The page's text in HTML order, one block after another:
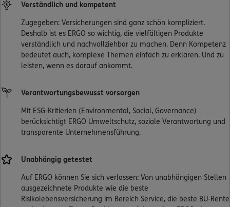
Verständlich und kompetent
Zugegeben: Versicherungen sind ganz schön kompliziert.
Deshalb ist es ERGO so wichtig, die vielfältigen Produkte
verständlich und nachvollziehbar zu machen. Denn Kompetenz
bedeutet auch, komplexe Themen einfach zu erklären. Und zu
leisten, wenn es darauf ankommt.
Verantwortungsbewusst vorsorgen
Mit ESG-Kritierien (Environmental, Social, Governance)
berücksichtigt ERGO Umweltschutz, soziale Verantwortung und
transparente Unternehmensführung.
Unabhängig getestet
Auf ERGO können Sie sich verlassen: Von unabhängigen Stellen
ausgezeichnete Produkte wie die beste
Risikolebensversicherung im Bereich Service, die beste BU-Rente